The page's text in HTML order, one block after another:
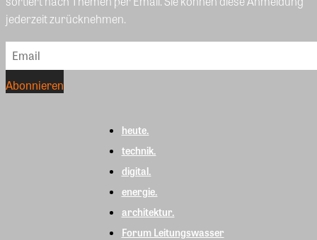
jederzeit zurücknehmen.
heute.
technik.
digital.
energie.
architektur.
Forum Leitungswasser